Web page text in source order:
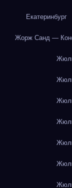
Екатеринбург
Жорж Санд —